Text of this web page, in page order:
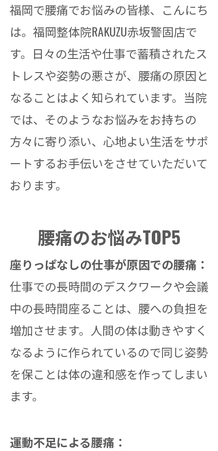
福岡で腰痛でお悩みの皆様、こんにち
は。福岡整体院RAKUZU赤坂警固店で
す。日々の生活や仕事で蓄積されたス
トレスや姿勢の悪さが、腰痛の原因と
なることはよく知られています。当院
では、そのようなお悩みをお持ちの
方々に寄り添い、心地よい生活をサポ
ートするお手伝いをさせていただいて
おります。
腰痛のお悩みTOP5
座りっぱなしの仕事が原因での腰痛：
仕事での長時間のデスクワークや会議
中の長時間座ることは、腰への負担を
増加させます。人間の体は動きやすく
なるように作られているので同じ姿勢
を保ことは体の違和感を作ってしまい
ます。
運動不足による腰痛：